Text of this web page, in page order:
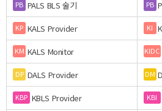
PB PALS BLS 술기 PB
KP KALS Provider KI
KM KALS Monitor KIDC
DP DALS Provider DM
KBP KBLS Provider KBI